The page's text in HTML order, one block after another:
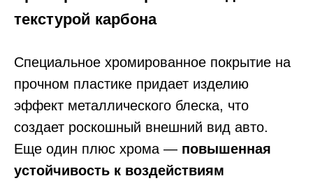
текстурой карбона
Специальное хромированное покрытие на
прочном пластике придает изделию
эффект металлического блеска, что
создает роскошный внешний вид авто.
Еще один плюс хрома — повышенная
устойчивость к воздействиям